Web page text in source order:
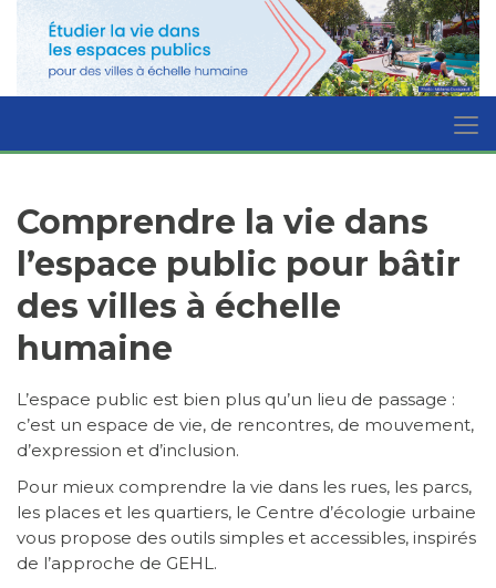
Comprendre la vie dans
l’espace public pour bâtir
des villes à échelle
humaine
L’espace public est bien plus qu’un lieu de passage :
c’est un espace de vie, de rencontres, de mouvement,
d’expression et d’inclusion.
Pour mieux comprendre la vie dans les rues, les parcs,
les places et les quartiers, le Centre d’écologie urbaine
vous propose des outils simples et accessibles, inspirés
de l’approche de GEHL.